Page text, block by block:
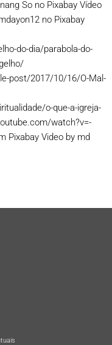
So no Pixabay Vídeo
no Pixabay
do-dia/parabola-do-
post/2017/10/16/O-Mal-
o-que-a-igreja-
watch?v=-
Pixabay Video by md